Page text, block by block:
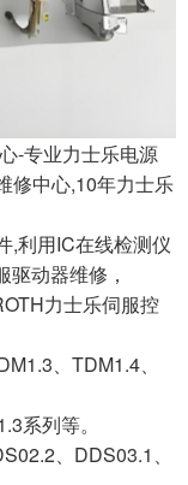
-专业力士乐电源
修中心,10年力士乐
,利用IC在线检测仪
动器维修，
力士乐伺服控
、TDM1.4、
系列等。
、DDS03.1、